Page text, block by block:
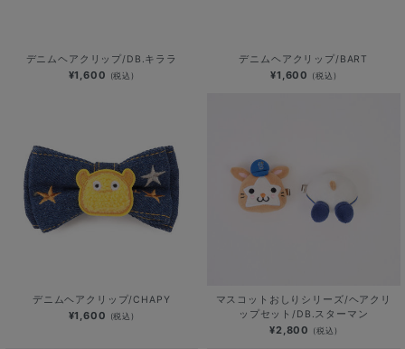
デニムヘアクリップ/DB.キララ
¥1,600 (税込)
デニムヘアクリップ/BART
¥1,600 (税込)
デニムヘアクリップ/CHAPY
¥1,600 (税込)
マスコットおしりシリーズ/ヘアクリ
ップセット/DB.スターマン
¥2,800 (税込)